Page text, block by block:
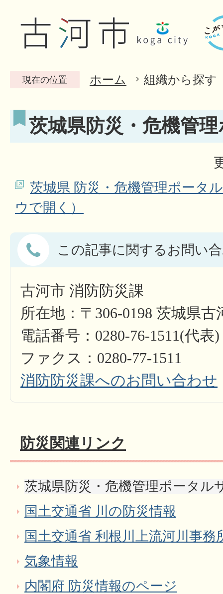
現在の位置 ホーム 組織から探す
茨城県防災・危機管
茨城県 防災・危機管理ポータ
ウで開く）
この記事に関するお問い
古河市 消防防災課
所在地：〒306-0198 茨城県古
電話番号：0280-76-1511(代表)
ファクス：0280-77-1511​​​​​​​
消防防災課へのお問い合わせ
防災関連リンク
茨城県防災・危機管理ポータル
国土交通省 川の防災情報
国土交通省 利根川上流河川事務
気象情報
内閣府 防災情報のページ